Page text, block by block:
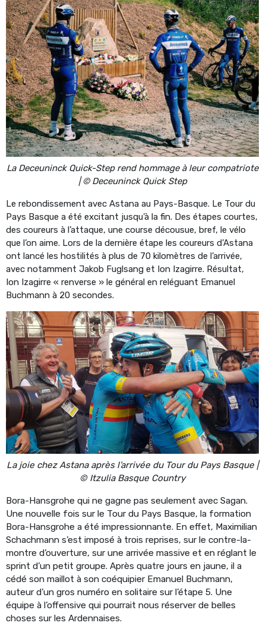
La Deceuninck Quick-Step rend hommage à leur compatriote
| © Deceuninck Quick Step
Le rebondissement avec Astana au Pays-Basque. Le Tour du
Pays Basque a été excitant jusqu’à la fin. Des étapes courtes,
des coureurs à l’attaque, une course décousue, bref, le vélo
que l’on aime. Lors de la dernière étape les coureurs d’Astana
ont lancé les hostilités à plus de 70 kilomètres de l’arrivée,
avec notamment Jakob Fuglsang et Ion Izagirre. Résultat,
Ion Izagirre « renverse » le général en reléguant Emanuel
Buchmann à 20 secondes.
La joie chez Astana après l’arrivée du Tour du Pays Basque |
© Itzulia Basque Country
Bora-Hansgrohe qui ne gagne pas seulement avec Sagan.
Une nouvelle fois sur le Tour du Pays Basque, la formation
Bora-Hansgrohe a été impressionnante. En effet, Maximilian
Schachmann s’est imposé à trois reprises, sur le contre-la-
montre d’ouverture, sur une arrivée massive et en réglant le
sprint d’un petit groupe. Après quatre jours en jaune, il a
cédé son maillot à son coéquipier Emanuel Buchmann,
auteur d’un gros numéro en solitaire sur l’étape 5. Une
équipe à l’offensive qui pourrait nous réserver de belles
choses sur les Ardennaises.